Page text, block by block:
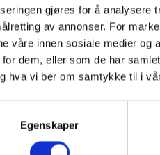
gjøres for å analysere
av annonser. For
våre innen sosiale medier og
dem, eller som de har
hva vi ber om samtykke til i
Egenskaper